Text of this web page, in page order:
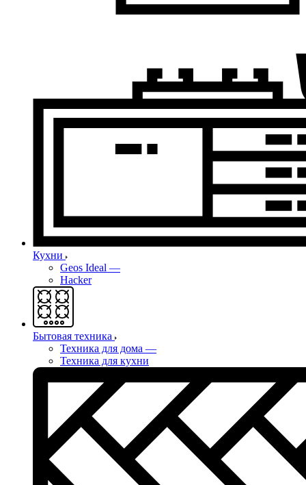
Кухни
Geos Ideal —
Hacker
Бытовая техника
Техника для дома —
Техника для кухни